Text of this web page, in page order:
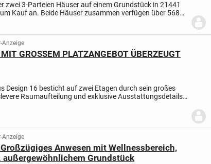
zwei 3-Parteien Häuser auf einem Grundstück in 21441
Kauf an. Beide Häuser zusammen verfügen über 568
dem 1.498 m² großen Eigenland-Grund...
Anzeige
GROSSEM PLATZANGEBOT ÜBERZEUGT
Design 16 besticht auf zwei Etagen durch sein großes
Raumaufteilung und exklusive Ausstattungsdetails.
Anzeige
Anwesen mit Wellnessbereich,
außergewöhnlichem Grundstück